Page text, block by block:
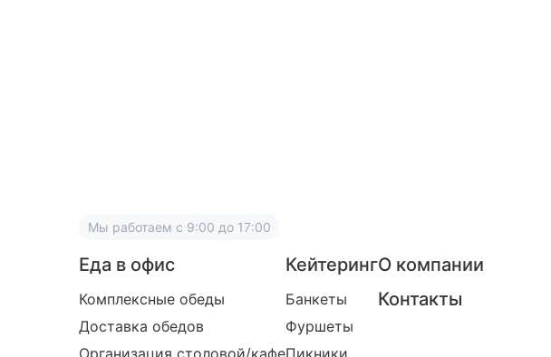
Мы работаем с 9:00 до 17:00
Еда в офис
Комплексные обеды
Доставка обедов
Организация столовой/кафе
Кейтеринг
Банкеты
Фуршеты
Пикники
О компании
Контакты